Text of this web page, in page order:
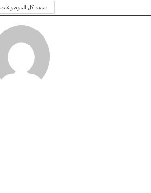
شاهد كل الموضوعات